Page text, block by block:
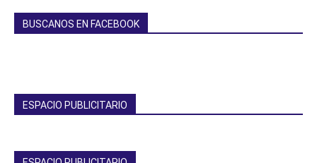
BUSCANOS EN FACEBOOK
ESPACIO PUBLICITARIO